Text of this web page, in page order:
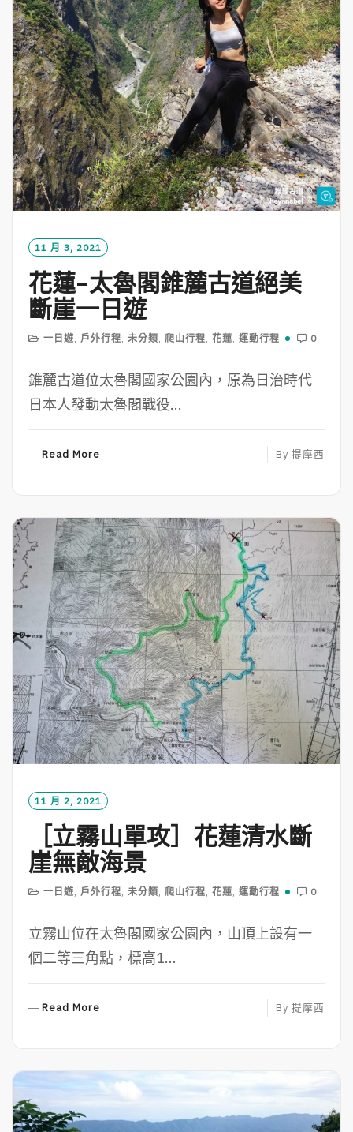
11 月 3, 2021
花蓮-太魯閣錐麓古道絕美
斷崖一日遊
一日遊, 戶外行程, 未分類, 爬山行程, 花蓮, 運動行程 0
錐麓古道位太魯閣國家公園內，原為日治時代
日本人發動太魯閣戰役...
Read More
M
O
R
E
By 提摩西
11 月 2, 2021
［立霧山單攻］花蓮清水斷
崖無敵海景
一日遊, 戶外行程, 未分類, 爬山行程, 花蓮, 運動行程 0
立霧山位在太魯閣國家公園內，山頂上設有一
個二等三角點，標高1...
Read More
M
By 提摩西